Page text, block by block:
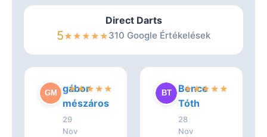
Direct Darts
5★★★★★310 Google Értékelések
gábor
mészáros
29
Nov
★★★★★
Bence
Tóth
28
Nov
★★★★★